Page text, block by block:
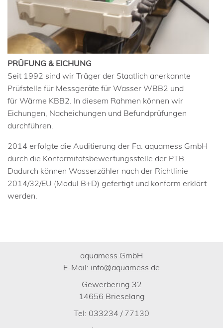
PRÜFUNG & EICHUNG
Seit 1992 sind wir Träger der Staatlich anerkannte
Prüfstelle für Messgeräte für Wasser WBB2 und
für Wärme KBB2. In diesem Rahmen können wir
Eichungen, Nacheichungen und Befundprüfungen
durchführen.
2014 erfolgte die Auditierung der Fa. aquamess GmbH
durch die Konformitätsbewertungsstelle der PTB.
Dadurch können Wasserzähler nach der Richtlinie
2014/32/EU (Modul B+D) gefertigt und konform erklärt
werden.
aquamess GmbH
E-Mail: info@aquamess.de
Gewerbering 32
14656 Brieselang
Tel: 033234 / 77130